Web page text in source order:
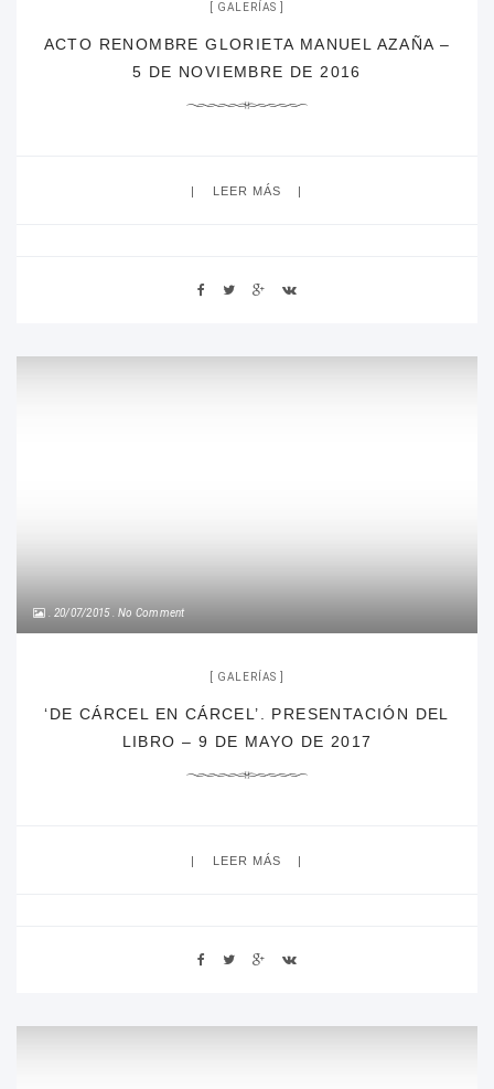
GALERÍAS
ACTO RENOMBRE GLORIETA MANUEL AZAÑA –
5 DE NOVIEMBRE DE 2016
LEER MÁS
20/07/2015 No Comment
GALERÍAS
‘DE CÁRCEL EN CÁRCEL’. PRESENTACIÓN DEL
LIBRO – 9 DE MAYO DE 2017
LEER MÁS